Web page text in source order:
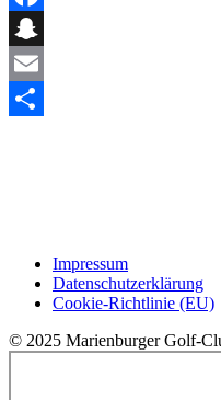
Facebook
Snapchat
Email
Impressum
Datenschutzerklärung
Cookie-Richtlinie (EU)
© 2025 Marienburger Golf-